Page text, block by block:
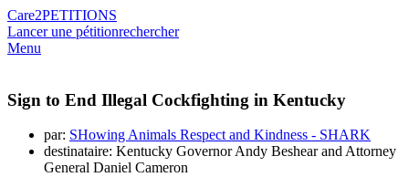
Care2PETITIONS
Lancer une pétitionrechercher
Menu
Sign to End Illegal Cockfighting in Kentucky
par: SHowing Animals Respect and Kindness - SHARK
destinataire: Kentucky Governor Andy Beshear and Attorney
General Daniel Cameron